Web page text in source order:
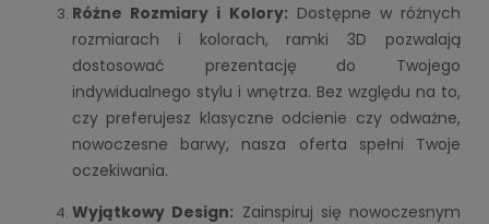
Różne Rozmiary i Kolory: Dostępne w różnych
rozmiarach i kolorach, ramki 3D pozwalają
dostosować prezentację do Twojego
indywidualnego stylu i wnętrza. Bez względu na to,
czy preferujesz klasyczne odcienie czy odważne,
nowoczesne barwy, nasza oferta spełni Twoje
oczekiwania.
Wyjątkowy Design: Zainspiruj się nowoczesnym